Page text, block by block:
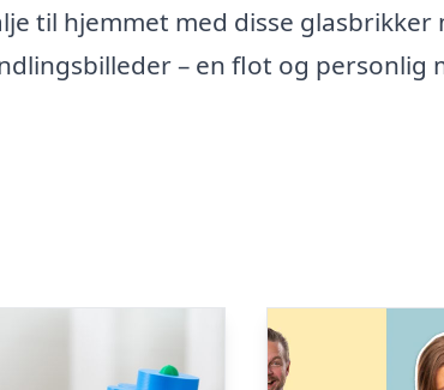
til hjemmet med disse glasbrikker
– en flot og personlig